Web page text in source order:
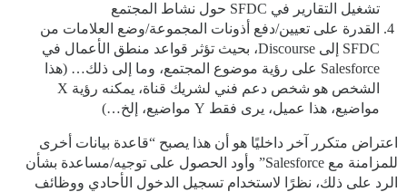
تشغيل التقارير في SFDC حول نشاط المجتمع
القدرة على تعيين/دفع أذونات المجموعة/وضع العلامات من
SFDC إلى Discourse، بحيث تؤثر قواعد منطق الأعمال في
Salesforce على رؤية موضوع المجتمع، وما إلى ذلك… (هذا
الشخص هو شخص دعم فني لشريك قناة، يمكنه رؤية X
مواضيع، هذا عميل، يرى فقط Y مواضيع، إلخ…)
اعتراض متكرر آخر داخليًا هو أن هذا يصبح “قاعدة بيانات أخرى
للمزامنة مع Salesforce” وأود الحصول على توجيه/مساعدة بشأن
الرد على ذلك، نظرًا لاستخدام تسجيل الدخول الأحادي ووظائف